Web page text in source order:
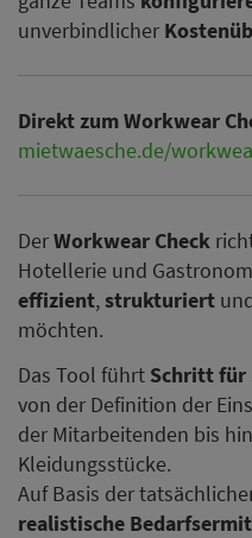
unverbindlicher
Direkt zum Workwear
mietwaesche.de/
DerWorkwear Check
Hotellerie und
effizient,strukturiert
möchten.
Das Tool führt Schritt für
von der Definition der
der Mitarbeitenden bis
Kleidungsstücke.
Auf Basis der
realistische